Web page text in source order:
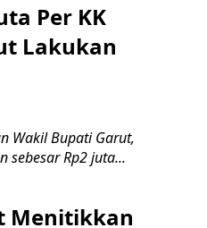
Per KK
Lakukan
Wakil Bupati Garut,
sebesar Rp2 juta...
Menitikkan